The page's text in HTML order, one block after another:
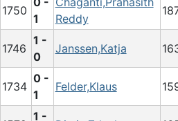
1750
1
Reddy
1746
1 -
0
Janssen,Katja
1734
0 -
1
Felder,Klaus
1 -